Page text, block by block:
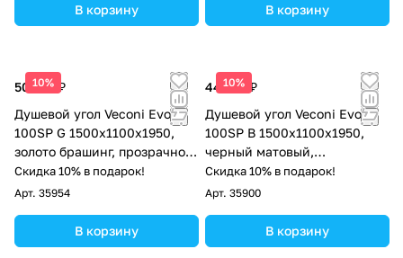
В корзину В корзину
10%
50 541 ₽
Душевой угол Veconi Evo
100SP G 1500х1100x1950,
золото брашинг, прозрачное
стекло
Скидка 10% в подарок!
Арт. 35954
В корзину
10%
44 913 ₽
Душевой угол Veconi Evo
100SP B 1500х1100x1950,
черный матовый,
прозрачное стекло
Скидка 10% в подарок!
Арт. 35900
В корзину